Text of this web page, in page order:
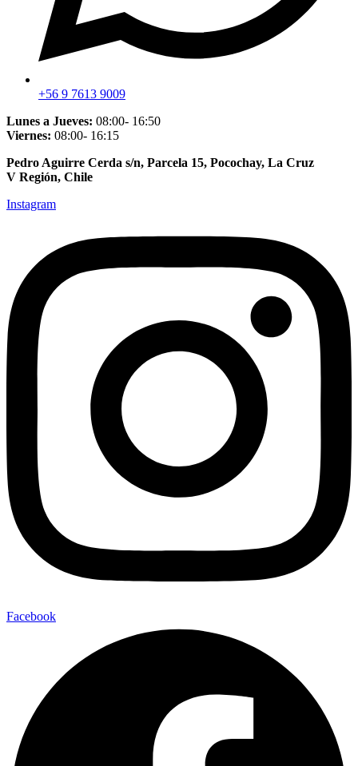
+56 9 7613 9009
Lunes a Jueves: 08:00- 16:50
Viernes: 08:00- 16:15
Pedro Aguirre Cerda s/n, Parcela 15, Pocochay, La Cruz
V Región, Chile
Instagram
Facebook